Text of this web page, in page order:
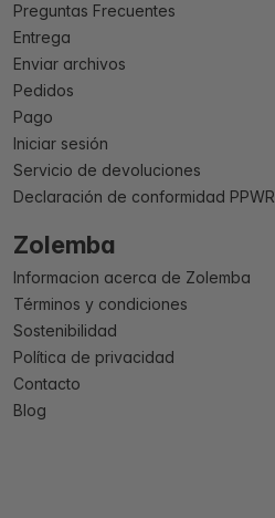
Preguntas Frecuentes
Entrega
Enviar archivos
Pedidos
Pago
Iniciar sesión
Servicio de devoluciones
Declaración de conformidad PPWR
Zolemba
Informacion acerca de Zolemba
Términos y condiciones
Sostenibilidad
Política de privacidad
Contacto
Blog